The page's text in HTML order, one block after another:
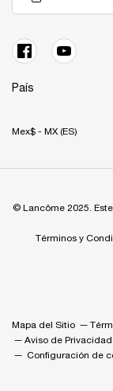
País
Mex$ - MX (ES)
© Lancôme 2025.
Términos y
Mapa del Sitio
Aviso de Privacidad
Configuración de